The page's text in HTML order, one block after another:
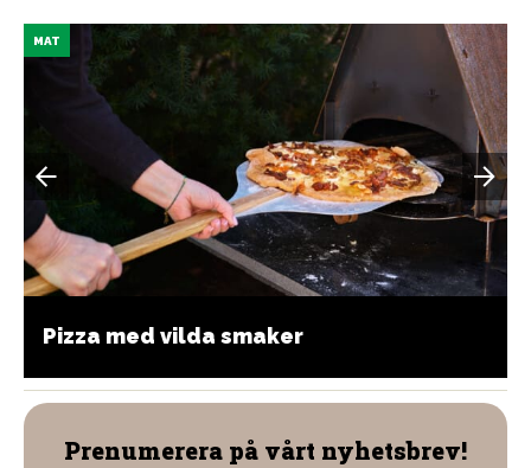
MAT
Pizza med vilda smaker
Prenumerera på vårt nyhetsbrev!